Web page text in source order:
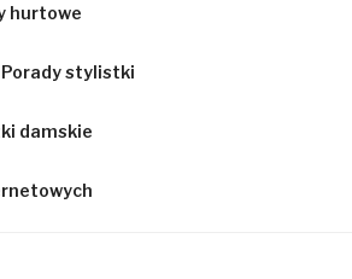
hurtowe
Porady stylistki
damskie